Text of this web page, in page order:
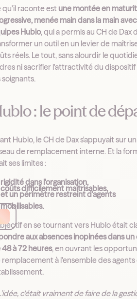
qu'il raconte est une montée en
menée main dans la main
Hublo, qui a permis au CH de Dax
un outil en un levier de
réels. Le tout, sans alourdir le
ni sacrifier l'attractivité du
soignants.
: le point de
Hublo, le CH de Dax s'appuyait sur un
de remplacement interne. Et la
ses limites :
rigidité dans l'organisation,
coûts difficilement maîtrisables,
et un périmètre restreint d'agents
mobilisables.
en se tournant vers Hublo était
aux absences inopinées dans un
48 à 72 heures, en ouvrant les
remplacement à l'ensemble des agents
c'était vraiment de faire de la